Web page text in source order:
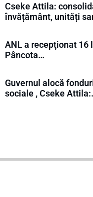
Cseke Attila:
învățământ, unități
ANL a recepţionat 16
Pâncota…
Guvernul alocă
sociale , Cseke